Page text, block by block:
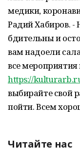
медики,
Радий Хабиров. -
бдительны и
вам надоели
все мероприятия
https://
выбирайте свой
пойти. Всем
Читайте нас